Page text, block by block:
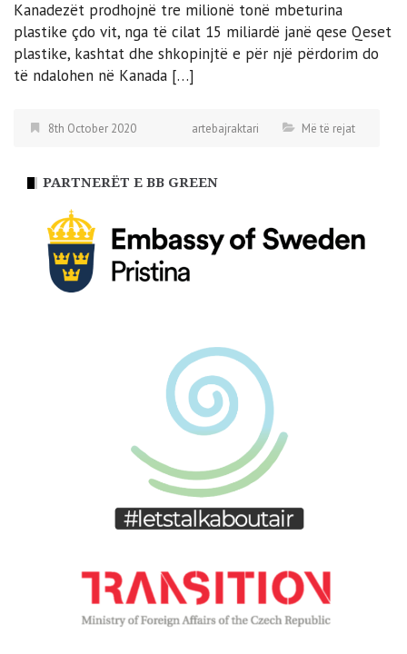
Kanadezët prodhojnë tre milionë tonë mbeturina
plastike çdo vit, nga të cilat 15 miliardë janë qese Qeset
plastike, kashtat dhe shkopinjtë e për një përdorim do
të ndalohen në Kanada […]
8th October 2020 artebajraktari Më të rejat
PARTNERËT E BB GREEN